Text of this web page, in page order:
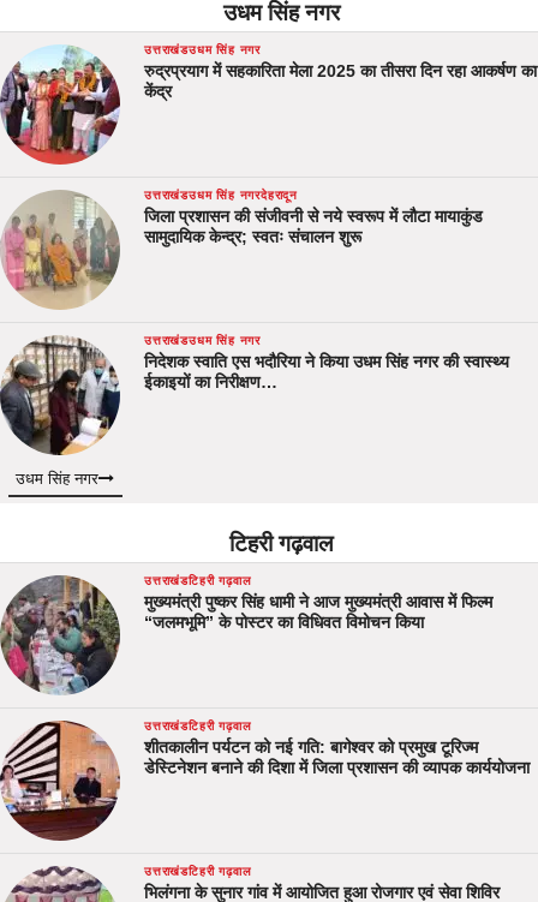
उधम सिंह नगर
उत्तराखंडउधम सिंह नगर
रुद्रप्रयाग में सहकारिता मेला 2025 का तीसरा दिन रहा आकर्षण का
केंद्र
उत्तराखंडउधम सिंह नगरदेहरादून
जिला प्रशासन की संजीवनी से नये स्वरूप में लौटा मायाकुंड
सामुदायिक केन्द्र; स्वतः संचालन शुरू
उत्तराखंडउधम सिंह नगर
निदेशक स्वाति एस भदौरिया ने किया उधम सिंह नगर की स्वास्थ्य
ईकाइयों का निरीक्षण…
उधम सिंह नगर
टिहरी गढ़वाल
उत्तराखंडटिहरी गढ़वाल
मुख्यमंत्री पुष्कर सिंह धामी ने आज मुख्यमंत्री आवास में फिल्म
“जलमभूमि” के पोस्टर का विधिवत विमोचन किया
उत्तराखंडटिहरी गढ़वाल
शीतकालीन पर्यटन को नई गति: बागेश्वर को प्रमुख टूरिज्म
डेस्टिनेशन बनाने की दिशा में जिला प्रशासन की व्यापक कार्ययोजना
उत्तराखंडटिहरी गढ़वाल
भिलंगना के सुनार गांव में आयोजित हुआ रोजगार एवं सेवा शिविर